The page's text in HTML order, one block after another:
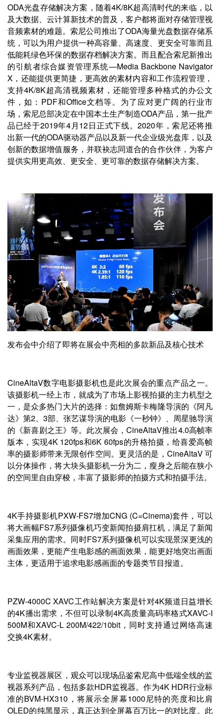
ODA光盘存储解决方案，随着4K/8K超高清时代的来临，以
及大数据、云计算新技术的普及，客户都将面对存储管理视
音频素材的难题。索尼公司推出了ODA海量光盘数据存储系
统，可以为用户提供一种高容量、高速度、更安全可靠而且
低能耗绿色环保的数据存档解决方案。而且配合索尼新推出
的引航者综合媒资管理系统—Media Backbone Navigator
X，还能提供更简捷，更高效的素材内容和工作流程管理，
支持4K/8K超高清视频素材，还能管理多种格式的办公文
件，如：PDF和Office文档等。为了应对更广阔的行业市
场，索尼总部决定在中国本土生产制造ODA产品，第一批产
品已经于2019年4月12日正式下线。2020年，索尼还将推
出新一代的ODA驱动器产品以及新一代企业级光盘库，以及
创新的数据增值服务，并联袂志同道合的合作伙伴，为客户
提供实用更高效、更安全、更可靠的数据存储解决方案。
发布会中介绍了即将在展会中亮相的多款新品及核心技术
CineAltaV数字电影摄影机也是此次展会的重点产品之一。
该摄影机一经上市，就成为了市场上影视拍摄的主力机型之
一，是众多热门大片的选择：如詹姆斯卡梅隆导演的《阿凡
达》第2、3部、张艺谋导演的电影《一秒钟》、周星驰导演
的《新喜剧之王》等。此次展会，CineAltaV推出4.0高帧率
版本，实现4K 120fps和6K 60fps的升格拍摄，给喜爱高帧
率的摄影师带来无限创作空间。更灵活的是，CineAltaV 可
以分体操作，将大块头摄影机一分为二，瘦身之后能在狭小
的空间里自由穿梭，丰富了摄影师的拍摄方式和拍摄手法。
4K手持摄影机PXW-FS7增加CNG (C=Cinema)套件，可以
将大画幅FS7系列摄像机巧变新闻拍摄肩扛机，满足了新闻
采集应用的需求。同时FS7系列摄像机可以实现景深更浅的
画面效果，更能产生电影感的画面效果，能更好地突出画面
主体，更适用于追求电影感画面的专题类节目报道。
PZW-4000C XAVC工作站解决方案是针对4K频道日益增长
的4K播出需求，不但可以录制4K高质量高码率格式XAVC-I
500M和XAVC-L 200M/422/10bit，同时支持通过网络高速
交换4K素材。
专业监视器展区，观众可以现场品鉴索尼高中低端全线的监
视器系列产品，包括多款HDR监视器。作为4K HDR行业标
准的BVM-HX310，将展示全屏幕1000尼特的亮度和比肩
OLED的纯黑显示，真正达到全屏幕百万比一的对比度。此